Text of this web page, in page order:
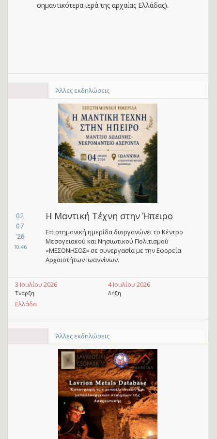
σημαντικότερα ιερά της αρχαίας Ελλάδας).
Άλλες εκδηλώσεις
02
07
'26
10:46
Η Μαντική Τέχνη στην Ήπειρο
Επιστημονική ημερίδα διοργανώνει το Κέντρο
Μεσογειακού και Νησιωτικού Πολιτισμού
«ΜΕΣΟΝΗΣΟΣ» σε συνεργασία με την Εφορεία
Αρχαιοτήτων Ιωαννίνων.
3 Ιουλίου 2026
Έναρξη
4 Ιουλίου 2026
Λήξη
Ελλάδα
Άλλες εκδηλώσεις